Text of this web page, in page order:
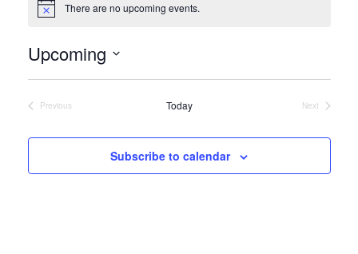
Notice There are no upcoming events.
Upcoming
Previous
Today
Next
Subscribe to calendar